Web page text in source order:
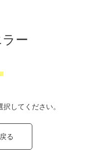
ー
してください。
る